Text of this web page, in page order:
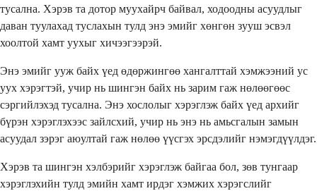
тусална. Хэрэв та дотор муухайрч байвал, ходоодны асуудлыг
даван туулахад туслахын тулд энэ эмийг хөнгөн зууш эсвэл
хоолтой хамт уухыг хичээгээрэй.
Энэ эмийг ууж байх үед өдөржингөө хангалттай хэмжээний ус
уух хэрэгтэй, учир нь шингэн байх нь зарим гаж нөлөөгөөс
сэргийлэхэд тусална. Энэ хослолыг хэрэглэж байх үед архийг
бүрэн хэрэглэхээс зайлсхий, учир нь энэ нь амьсгалын замын
асуудал зэрэг аюултай гаж нөлөө үүсгэх эрсдэлийг нэмэгдүүлдэг.
Хэрэв та шингэн хэлбэрийг хэрэглэж байгаа бол, зөв тунгаар
хэрэглэхийн тулд эмийн хамт ирдэг хэмжих хэрэгслийг